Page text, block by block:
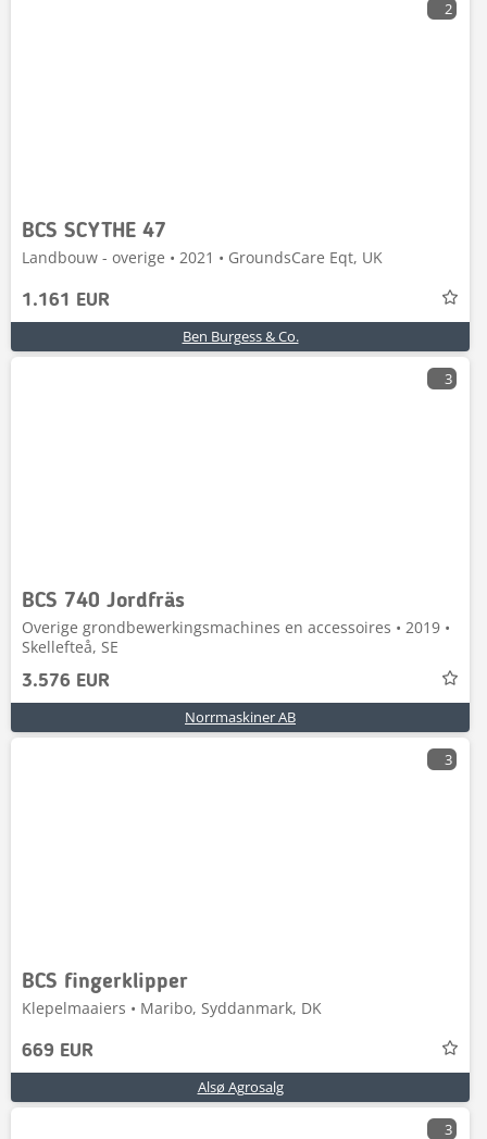
2
BCS SCYTHE 47
Landbouw - overige • 2021 • GroundsCare Eqt, UK
1.161 EUR
Ben Burgess & Co.
3
BCS 740 Jordfräs
Overige grondbewerkingsmachines en accessoires • 2019 •
Skellefteå, SE
3.576 EUR
Norrmaskiner AB
3
BCS fingerklipper
Klepelmaaiers • Maribo, Syddanmark, DK
669 EUR
Alsø Agrosalg
3